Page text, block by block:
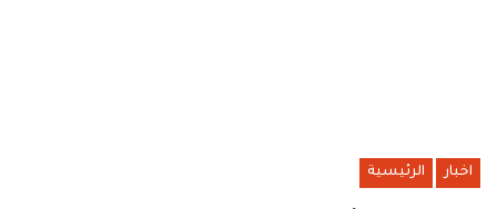
اخبار الرئيسية